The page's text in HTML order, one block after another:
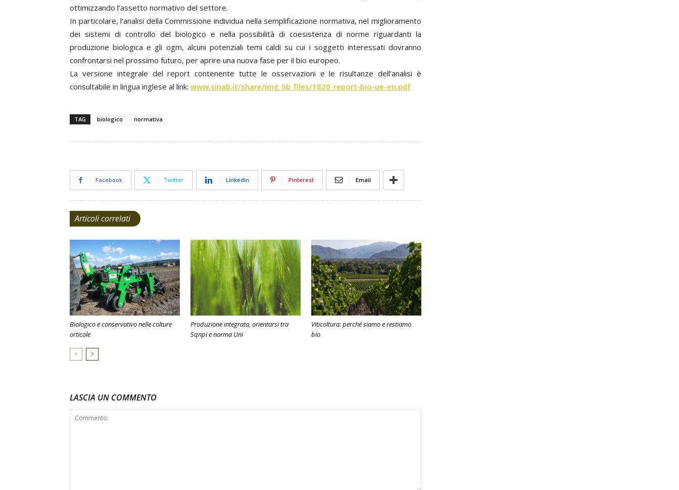
ottimizzando l’assetto normativo del settore.
In particolare, l’analisi della Commissione individua nella semplificazione normativa, nel miglioramento
dei sistemi di controllo del biologico e nella possibilità di coesistenza di norme riguardanti la
produzione biologica e gli ogm, alcuni potenziali temi caldi su cui i soggetti interessati dovranno
confrontarsi nel prossimo futuro, per aprire una nuova fase per il bio europeo.
La versione integrale del report contenente tutte le osservazioni e le risultanze dell’analisi è
consultabile in lingua inglese al link: www.sinab.it/share/img_lib_files/1820_report-bio-ue-en.pdf
TAG biologico normativa
Facebook Twitter Linkedin Pinterest Email
Articoli correlati
Biologico e conservativo nelle colture
orticole
Produzione integrata, orientarsi tra
Sqnpi e norma Uni
Viticoltura: perché siamo e restiamo
bio
LASCIA UN COMMENTO